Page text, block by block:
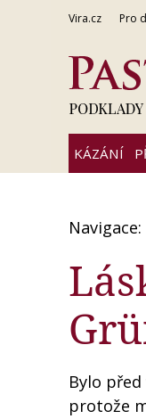
Vira.cz Pro
KÁZÁNÍ
Navigace:
Bylo
protože